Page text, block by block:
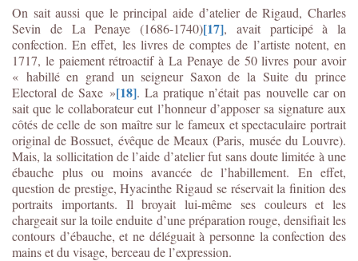
On sait aussi que le principal aide d’atelier de Rigaud, Charles
Sevin de La Penaye (1686-1740)[17], avait participé à la
confection. En effet, les livres de comptes de l’artiste notent, en
1717, le paiement rétroactif à La Penaye de 50 livres pour avoir
« habillé en grand un seigneur Saxon de la Suite du prince
Electoral de Saxe »[18]. La pratique n’était pas nouvelle car on
sait que le collaborateur eut l’honneur d’apposer sa signature aux
côtés de celle de son maître sur le fameux et spectaculaire portrait
original de Bossuet, évêque de Meaux (Paris, musée du Louvre).
Mais, la sollicitation de l’aide d’atelier fut sans doute limitée à une
ébauche plus ou moins avancée de l’habillement. En effet,
question de prestige, Hyacinthe Rigaud se réservait la finition des
portraits importants. Il broyait lui-même ses couleurs et les
chargeait sur la toile enduite d’une préparation rouge, densifiait les
contours d’ébauche, et ne déléguait à personne la confection des
mains et du visage, berceau de l’expression.